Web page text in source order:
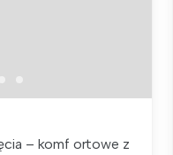
– komf ortowe z